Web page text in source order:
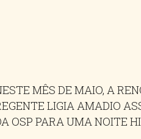
MÊS DE MAIO, A
LIGIA AMADIO
OSP PARA UMA NOITE